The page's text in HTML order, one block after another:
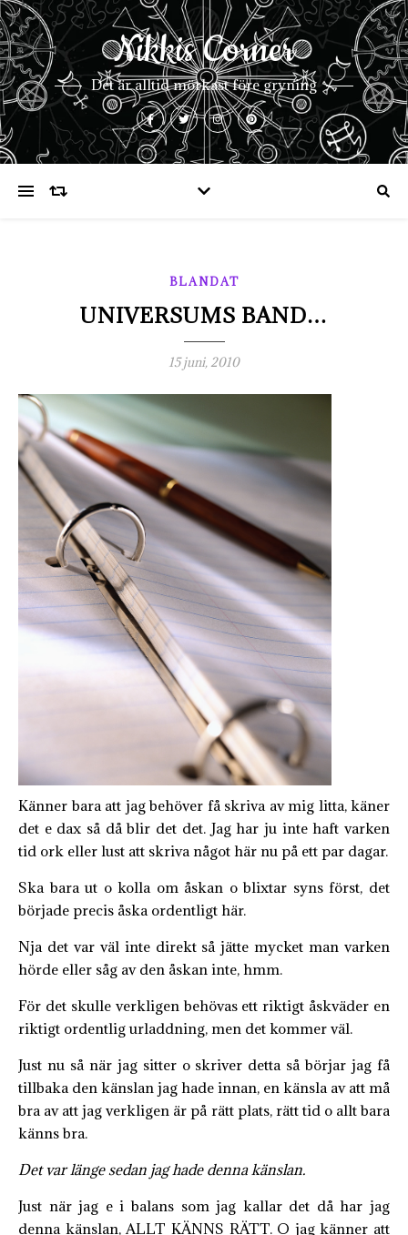
Nikkis Corner
Det är alltid mörkast före gryning
BLANDAT
UNIVERSUMS BAND…
15 juni, 2010
Känner bara att jag behöver få skriva av mig litta, käner
det e dax så då blir det det. Jag har ju inte haft varken
tid ork eller lust att skriva något här nu på ett par dagar.
Ska bara ut o kolla om åskan o blixtar syns först, det
började precis åska ordentligt här.
Nja det var väl inte direkt så jätte mycket man varken
hörde eller såg av den åskan inte, hmm.
För det skulle verkligen behövas ett riktigt åskväder en
riktigt ordentlig urladdning, men det kommer väl.
Just nu så när jag sitter o skriver detta så börjar jag få
tillbaka den känslan jag hade innan, en känsla av att må
bra av att jag verkligen är på rätt plats, rätt tid o allt bara
känns bra.
Det var länge sedan jag hade denna känslan.
Just när jag e i balans som jag kallar det då har jag
denna känslan, ALLT KÄNNS RÄTT. O jag känner att